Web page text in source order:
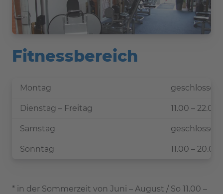
Fitnessbereich
Montag geschlossen
Dienstag – Freitag 11.00 – 22.00
Samstag geschlossen
Sonntag 11.00 – 20.00
* in der Sommerzeit von Juni – August / So 11.00 –